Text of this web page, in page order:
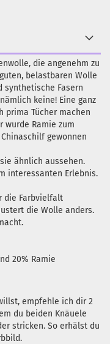
die angenehm zu
belastbaren Wolle
synthetische Fasern
keine! Eine ganz
prima Tücher machen
wurde Ramie zum
gewonnen
ähnlich aussehen.
interessanten Erlebnis.
die Farbvielfalt
die Wolle anders.
20% Ramie
empfehle ich dir 2
du beiden Knäuele
stricken. So erhälst du